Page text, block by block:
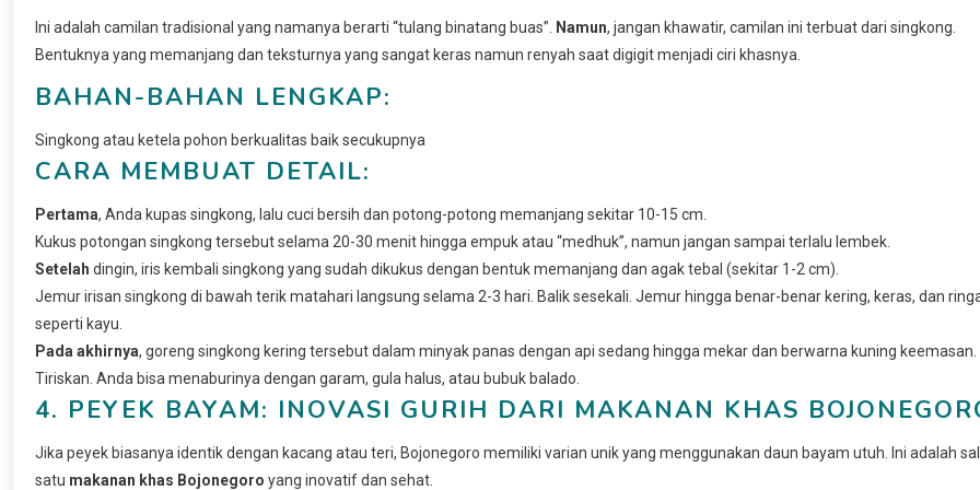
Ini adalah camilan tradisional yang namanya berarti “tulang binatang buas”. Namun, jangan khawatir, camilan ini terbuat dari singkong.
Bentuknya yang memanjang dan teksturnya yang sangat keras namun renyah saat digigit menjadi ciri khasnya.
BAHAN-BAHAN LENGKAP:
Singkong atau ketela pohon berkualitas baik secukupnya
CARA MEMBUAT DETAIL:
Pertama, Anda kupas singkong, lalu cuci bersih dan potong-potong memanjang sekitar 10-15 cm.
Kukus potongan singkong tersebut selama 20-30 menit hingga empuk atau “medhuk”, namun jangan sampai terlalu lembek.
Setelah dingin, iris kembali singkong yang sudah dikukus dengan bentuk memanjang dan agak tebal (sekitar 1-2 cm).
Jemur irisan singkong di bawah terik matahari langsung selama 2-3 hari. Balik sesekali. Jemur hingga benar-benar kering, keras, dan
seperti kayu.
Pada akhirnya, goreng singkong kering tersebut dalam minyak panas dengan api sedang hingga mekar dan berwarna kuning keemasan.
Tiriskan. Anda bisa menaburinya dengan garam, gula halus, atau bubuk balado.
4. PEYEK BAYAM: INOVASI GURIH DARI MAKANAN KHAS
Jika peyek biasanya identik dengan kacang atau teri, Bojonegoro memiliki varian unik yang menggunakan daun bayam utuh. Ini adalah
satu makanan khas Bojonegoro yang inovatif dan sehat.